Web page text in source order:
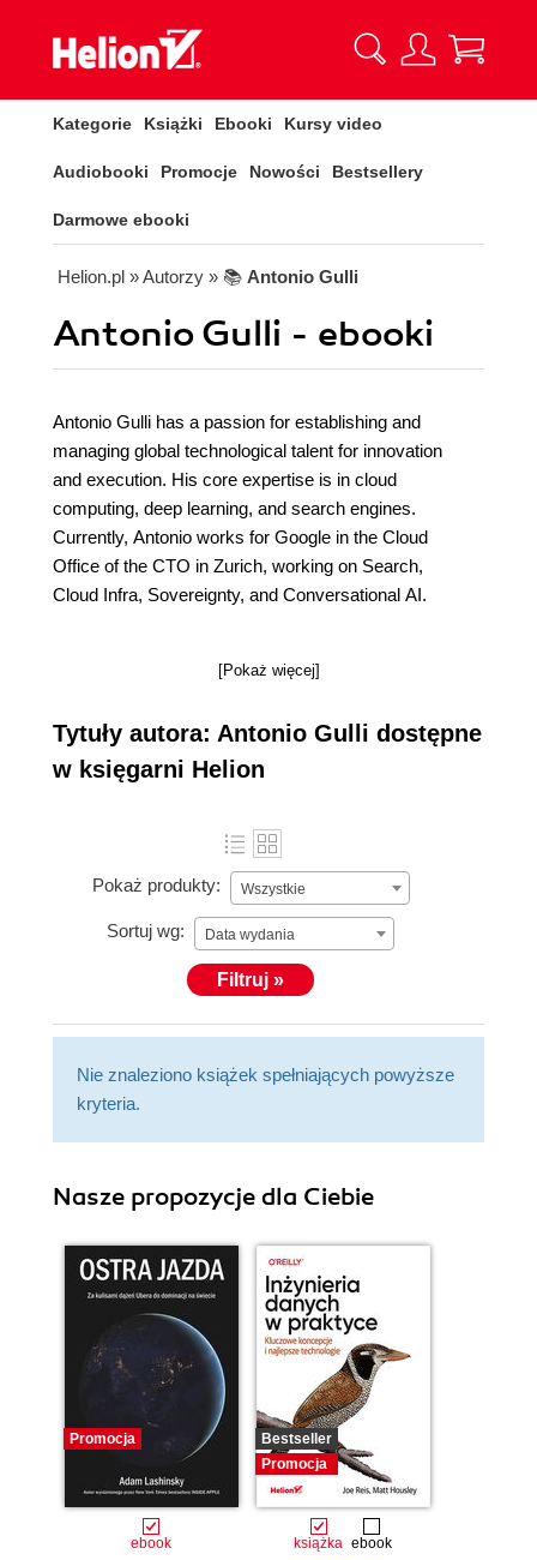
Kategorie Książki Ebooki Kursy video
Audiobooki Promocje Nowości Bestsellery
Darmowe ebooki
Helion.pl » Autorzy » 📚 Antonio Gulli
Antonio Gulli - ebooki
Antonio Gulli has a passion for establishing and
managing global technological talent for innovation
and execution. His core expertise is in cloud
computing, deep learning, and search engines.
Currently, Antonio works for Google in the Cloud
Office of the CTO in Zurich, working on Search,
Cloud Infra, Sovereignty, and Conversational AI.
[Pokaż więcej]
Tytuły autora: Antonio Gulli dostępne
w księgarni Helion
Pokaż produkty: Wszystkie
Sortuj wg: Data wydania
Filtruj »
Nie znaleziono książek spełniających powyższe
kryteria.
Nasze propozycje dla Ciebie
Promocja
ebook
Bestseller
Promocja
książka ebook